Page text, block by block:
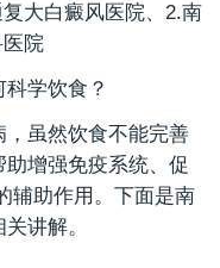
大白癜风医院、2.南
院
学饮食？
虽然饮食不能完善
增强免疫系统、促
辅助作用。下面是南
讲解。